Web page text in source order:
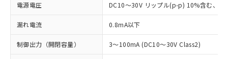
電源電圧 DC10～30V リップル(p-p) 10%含む、
漏れ電流 0.8mA以下
制御出力（開閉容量） 3～100mA (DC10～30V Class2)